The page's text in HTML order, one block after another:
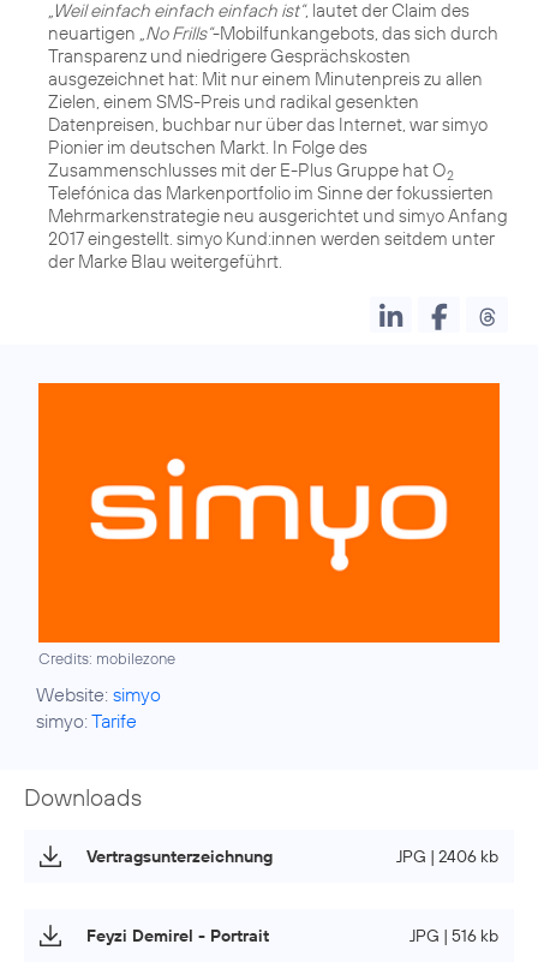
„Weil einfach einfach einfach ist“, lautet der Claim des
neuartigen „No Frills“-Mobilfunkangebots, das sich durch
Transparenz und niedrigere Gesprächskosten
ausgezeichnet hat: Mit nur einem Minutenpreis zu allen
Zielen, einem SMS-Preis und radikal gesenkten
Datenpreisen, buchbar nur über das Internet, war simyo
Pionier im deutschen Markt. In Folge des
Zusammenschlusses mit der E-Plus Gruppe hat O2
Telefónica das Markenportfolio im Sinne der fokussierten
Mehrmarkenstrategie neu ausgerichtet und simyo Anfang
2017 eingestellt. simyo Kund:innen werden seitdem unter
der Marke Blau weitergeführt.
Credits: mobilezone
Website: simyo
simyo:Tarife
Downloads
Vertragsunterzeichnung JPG | 2406 kb
Feyzi Demirel - Portrait JPG | 516 kb